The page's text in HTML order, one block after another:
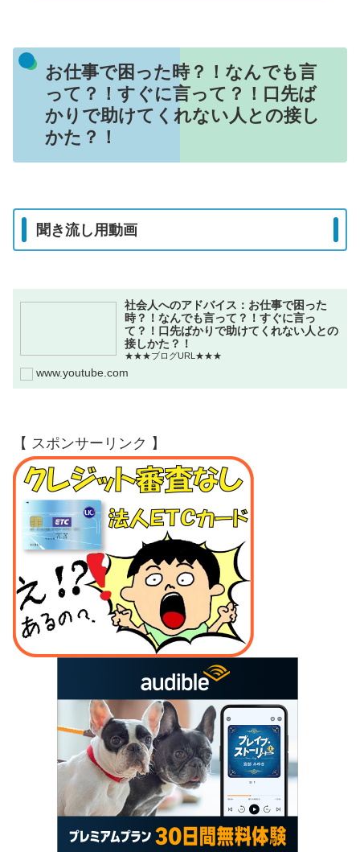
お仕事で困った時？！なんでも言
って？！すぐに言って？！口先ば
かりで助けてくれない人との接し
かた？！
聞き流し用動画
社会人へのアドバイス：お仕事で困った
時？！なんでも言って？！すぐに言っ
て？！口先ばかりで助けてくれない人との
接しかた？！
★★★ブログURL★★★
www.youtube.com
【 スポンサーリンク 】